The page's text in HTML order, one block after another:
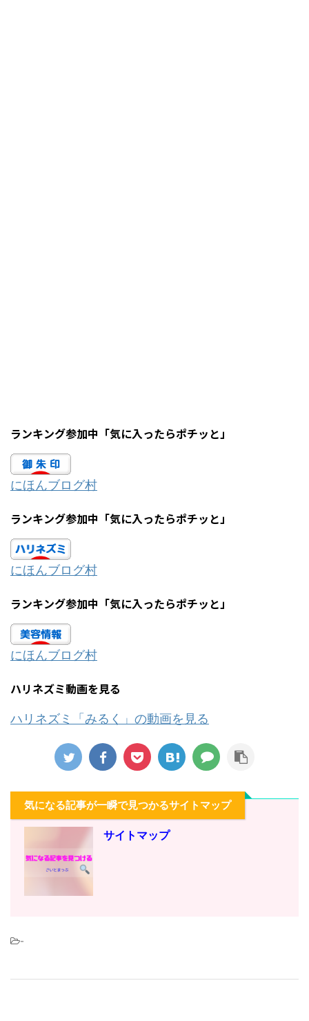
ランキング参加中「気に入ったらポチッと」
にほんブログ村
ランキング参加中「気に入ったらポチッと」
にほんブログ村
ランキング参加中「気に入ったらポチッと」
にほんブログ村
ハリネズミ動画を見る
ハリネズミ「みるく」の動画を見る
気になる記事が一瞬で見つかるサイトマップ
サイトマップ
-